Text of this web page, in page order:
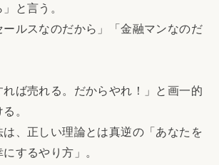
と言う。
ルスなのだから」「金融マンなのだ
ば売れる。だからやれ！」と画一的
。
、正しい理論とは真逆の「あなたを
するやり方」。